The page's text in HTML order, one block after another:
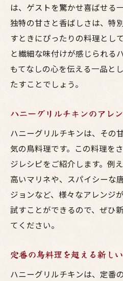
は、ゲストを驚かせ喜ばせる
独特の甘さと香ばしさは、特
すときにぴったりの料理とし
と繊細な味付けが感じられる
もてなしの心を伝える一品と
たすことでしょう。
ハニーグリルチキンのアレ
ハニーグリルチキンは、その
気の鳥料理です。この料理を
ジレシピをご紹介します。例
高いマリネや、スパイシーな
ジョンなど、様々なアレンジ
試すことができるので、ぜひ
てください。
定番の鳥料理を超える新し
ハニーグリルチキンは、定番